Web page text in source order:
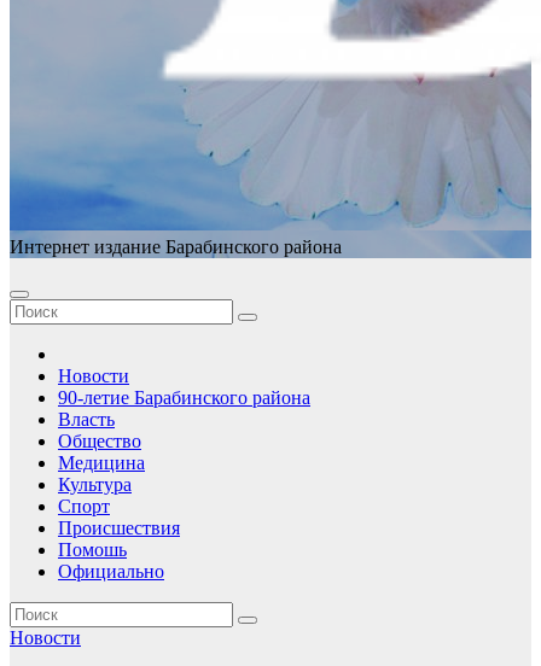
Интернет издание Барабинского района
Новости
90-летие Барабинского района
Власть
Общество
Медицина
Культура
Спорт
Происшествия
Помошь
Официально
Новости